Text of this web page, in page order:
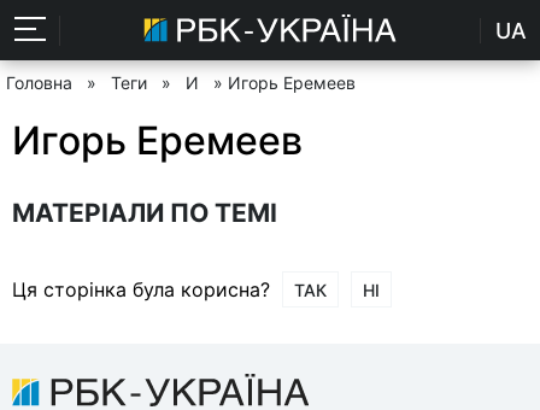
UA
Головна » Теги » И » Игорь Еремеев
Игорь Еремеев
МАТЕРІАЛИ ПО ТЕМІ
Ця сторінка була корисна? ТАК НІ